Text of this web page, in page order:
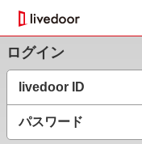
ログイン
livedoor ID
パスワード